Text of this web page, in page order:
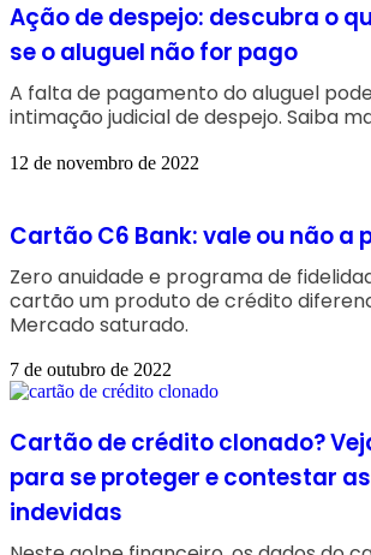
Ação de despejo: descubra o
se o aluguel não for pago
A falta de pagamento do aluguel
intimação judicial de despejo. Saiba
12 de novembro de 2022
Cartão C6 Bank: vale ou não a
Zero anuidade e programa de
cartão um produto de crédito
Mercado saturado.
7 de outubro de 2022
Cartão de crédito clonado?
para se proteger e contestar
indevidas